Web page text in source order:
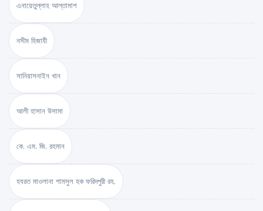
এনায়েতুল্লাহ আল্‌তামাশ
নসীম হিজাযী
সানিয়াসনাইন খান
আলী হাসান উসামা
কে. এম. জি. রহমান
হযরত মাওলানা শামসুল হক ফরিদপুরী রহ.